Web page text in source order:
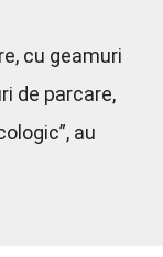
cu geamuri
de parcare,
au